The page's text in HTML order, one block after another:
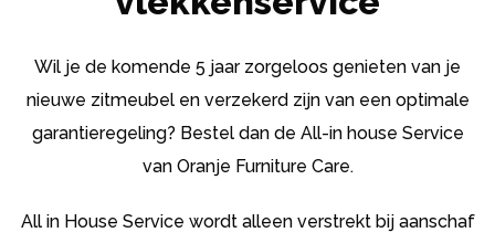
Wil je de komende 5 jaar zorgeloos genieten van je
nieuwe zitmeubel en verzekerd zijn van een optimale
garantieregeling? Bestel dan de All-in house Service
van Oranje Furniture Care.
All in House Service wordt alleen verstrekt bij aanschaf